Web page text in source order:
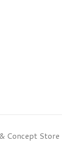
Concept Store